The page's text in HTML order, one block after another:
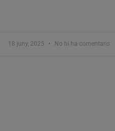
18 juny, 2025 No hi ha comentaris